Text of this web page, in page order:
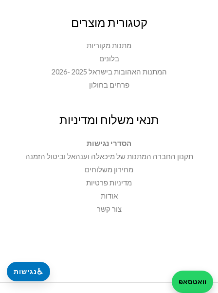
♿נגישות
קטגורית מוצרים
מתנות מקוריות
בלונים
המתנות האהובות בישראל 2025 -2026
פרחים בחולון
תנאי משלוח ומדיניות
הסדרי נגישות
תקנון החברה המתנות של מיכאלה וענהאל וביטול הזמנה
מחירון משלוחים
מדיניות פרטיות
אודות
צור קשר
וואטסאפ